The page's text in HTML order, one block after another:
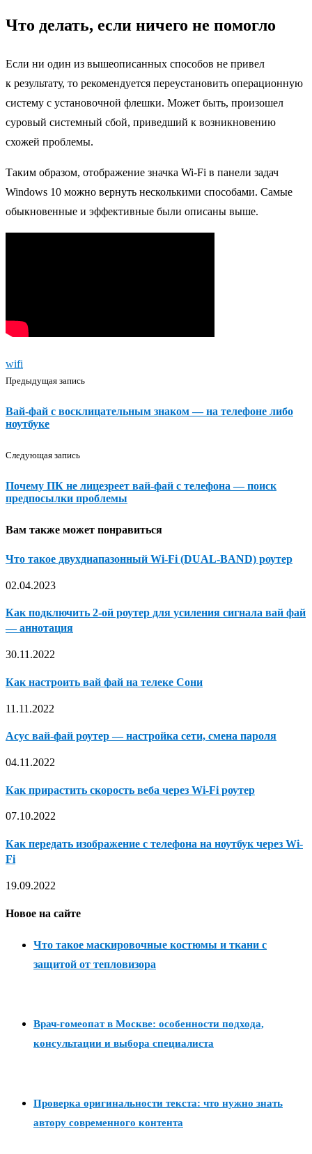
Что делать, если ничего не помогло
Если ни один из вышеописанных способов не привел
к результату, то рекомендуется переустановить операционную
систему с установочной флешки. Может быть, произошел
суровый системный сбой, приведший к возникновению
схожей проблемы.
Таким образом, отображение значка Wi-Fi в панели задач
Windows 10 можно вернуть несколькими способами. Самые
обыкновенные и эффективные были описаны выше.
wifi
Предыдущая запись
Вай-фай с восклицательным знаком — на телефоне либо
ноутбуке
Следующая запись
Почему ПК не лицезреет вай-фай с телефона — поиск
предпосылки проблемы
Вам также может понравиться
Что такое двухдиапазонный Wi-Fi (DUAL-BAND) роутер
02.04.2023
Как подключить 2-ой роутер для усиления сигнала вай фай
— аннотация
30.11.2022
Как настроить вай фай на телеке Сони
11.11.2022
Асус вай-фай роутер — настройка сети, смена пароля
04.11.2022
Как прирастить скорость веба через Wi-Fi роутер
07.10.2022
Как передать изображение с телефона на ноутбук через Wi-
Fi
19.09.2022
Новое на сайте
Что такое маскировочные костюмы и ткани с
защитой от тепловизора
Врач-гомеопат в Москве: особенности подхода,
консультации и выбора специалиста
Проверка оригинальности текста: что нужно знать
автору современного контента